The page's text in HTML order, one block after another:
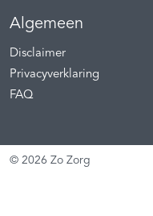
Algemeen
Disclaimer
Privacyverklaring
FAQ
© 2026 Zo Zorg